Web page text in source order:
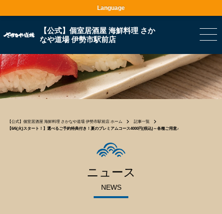
【公式】個室居酒屋 海鮮料理 さか
なや道場 伊勢市駅前店
【公式】個室居酒屋 海鮮料理 さかなや道場 伊勢市駅前店 ホーム
記事一覧
【6/6(火)スタート！】選べるご予約特典付き！夏のプレミアムコース4000円(税込)～各種ご用意♪
ニュース
NEWS
Language